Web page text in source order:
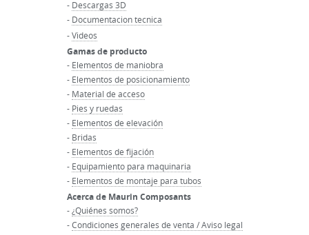
- Descargas 3D
- Documentacion tecnica
-Videos
Gamas de producto
- Elementos de maniobra
- Elementos de posicionamiento
- Material de acceso
- Pies y ruedas
- Elementos de elevación
- Bridas
- Elementos de fijación
- Equipamiento para maquinaria
- Elementos de montaje para tubos
Acerca de Maurin Composants
-¿Quiénes somos?
-Condiciones generales de venta / Aviso legal